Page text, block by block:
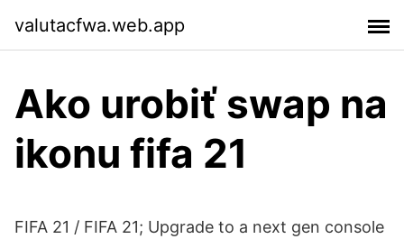
valutacfwa.web.app
Ako urobiť swap na
ikonu fifa 21
FIFA 21 / FIFA 21; Upgrade to a next gen console